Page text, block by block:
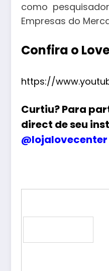
como
Empresas do
Confira o
https://
Curtiu? Para
direct de seu
@lojalovecenter